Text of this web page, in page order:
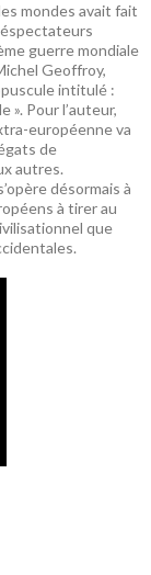
mondes avait fait
guerre mondiale
Geoffroy,
intitulé :
». Pour l’auteur,
européenne va
de
autres.
désormais à
à tirer au
que